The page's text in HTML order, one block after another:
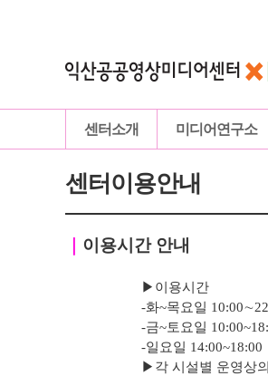
센터소개 미디어연구소
센터이용안내
이용시간 안내
▶이용시간
-화~목요일
-금~토요일
-일요일 14:00~18:00
▶ 각 시설별 운영상